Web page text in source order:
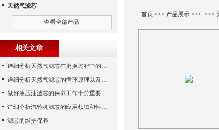
首页>>> 产品展示>>> >>>
天然气滤芯
查看全部产品
相关文章
详细分析天然气滤芯在更换过程中的注意事项
详细分析天然气滤芯的循环原理以及使用特性
做好液压油滤芯的保养工作十分重要
详细分析汽轮机滤芯的应用领域和性能特点
滤芯的维护保养